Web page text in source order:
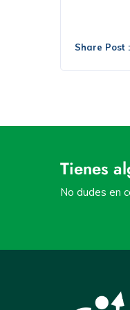
Share Post :
Tienes
No dudes en